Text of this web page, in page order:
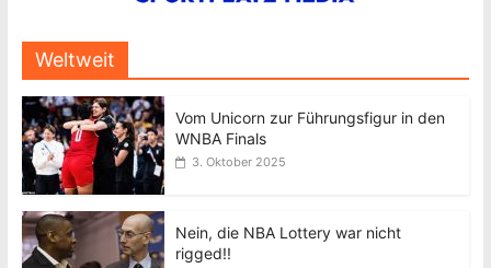
Weltweit
Vom Unicorn zur Führungsfigur in den
WNBA Finals
3. Oktober 2025
Nein, die NBA Lottery war nicht
rigged!!